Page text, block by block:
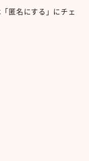
匿名にする」にチェ